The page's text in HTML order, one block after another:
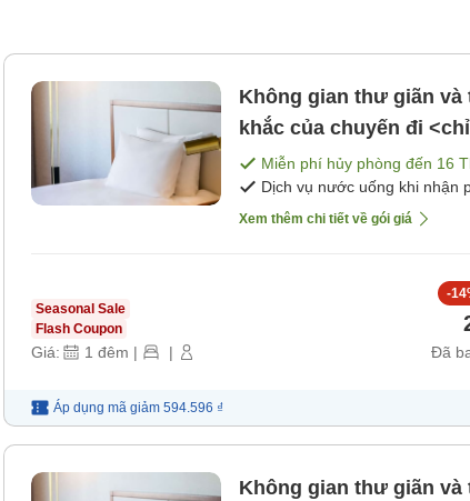
Không gian thư giãn
khắc của chuyến đi
ăn]Miễn phí hủy phòng đến 16
Dịch vụ nước uống khi nhận
Xem thêm chi tiết về gói giá
Seasonal Sale
Flash Coupon
Giá: 1 đêm | |
-14
Đã
Áp dụng mã giảm 594.596 ₫
Không gian thư giãn